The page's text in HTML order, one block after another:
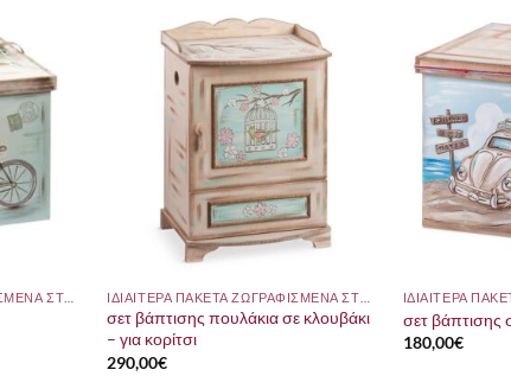
σετ βάπτισης πουλάκια σε κλουβάκι
– για κορίτσι
290,00€
σετ βάπτισης
180,00€